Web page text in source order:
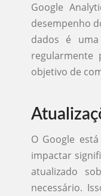
Google
desempenho
dados é
regularmente
objetivo de
O Google
impactar
atualizado
necessário.